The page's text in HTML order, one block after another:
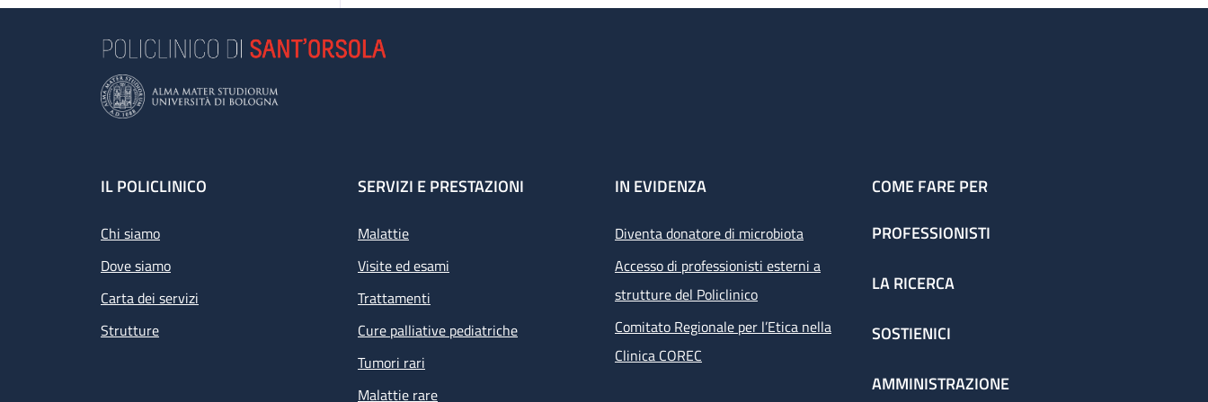
Footer
IL POLICLINICO
Chi siamo
Dove siamo
Carta dei servizi
Strutture
SERVIZI E PRESTAZIONI
Malattie
Visite ed esami
Trattamenti
Cure palliative pediatriche
Tumori rari
Malattie rare
IN EVIDENZA
Diventa donatore di microbiota
Accesso di professionisti esterni a
strutture del Policlinico
Comitato Regionale per l’Etica nella
Clinica COREC
COME FARE PER
PROFESSIONISTI
LA RICERCA
SOSTIENICI
AMMINISTRAZIONE